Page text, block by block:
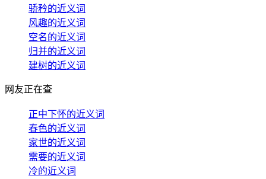
骄矜的近义词
风趣的近义词
空名的近义词
归并的近义词
建树的近义词
网友正在查
正中下怀的近义词
春色的近义词
家世的近义词
需要的近义词
冷的近义词